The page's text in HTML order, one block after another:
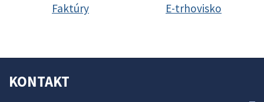
Faktúry E-trhovisko
KONTAKT